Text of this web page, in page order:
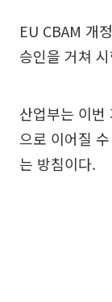
EU CBAM 개
승인을 거쳐
산업부는 이번
으로 이어질
는 방침이다.